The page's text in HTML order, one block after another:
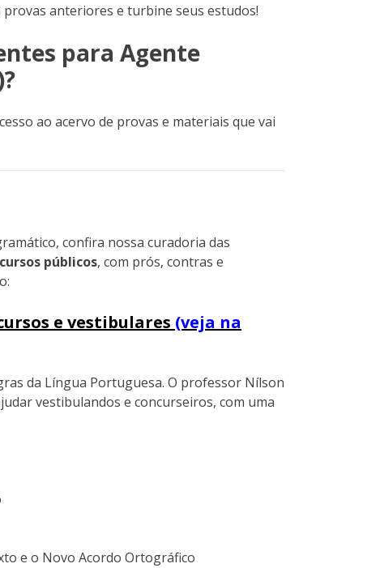
anteriores e turbine seus estudos!
para Agente
ao acervo de provas e materiais que vai
confira nossa curadoria das
públicos, com prós, contras e
e vestibulares (veja na
da Língua Portuguesa. O professor Nílson
vestibulandos e concurseiros, com uma
e o Novo Acordo Ortográfico